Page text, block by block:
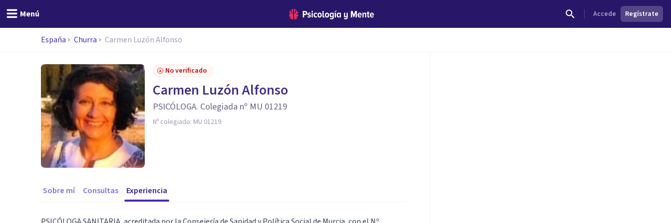
Menú Accede Regístrate
España Churra Carmen Luzón Alfonso
No verificado
Carmen Luzón Alfonso
PSICÓLOGA. Colegiada nº MU 01219
Nº colegiado: MU 01219
Sobre mí Consultas Experiencia